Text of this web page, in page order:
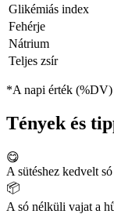
Glikémiás index
Fehérje
Nátrium
Teljes zsír
*A napi érték (%DV)
Tények és
😋
A sütéshez kedvelt
📦
A só nélküli vajat a